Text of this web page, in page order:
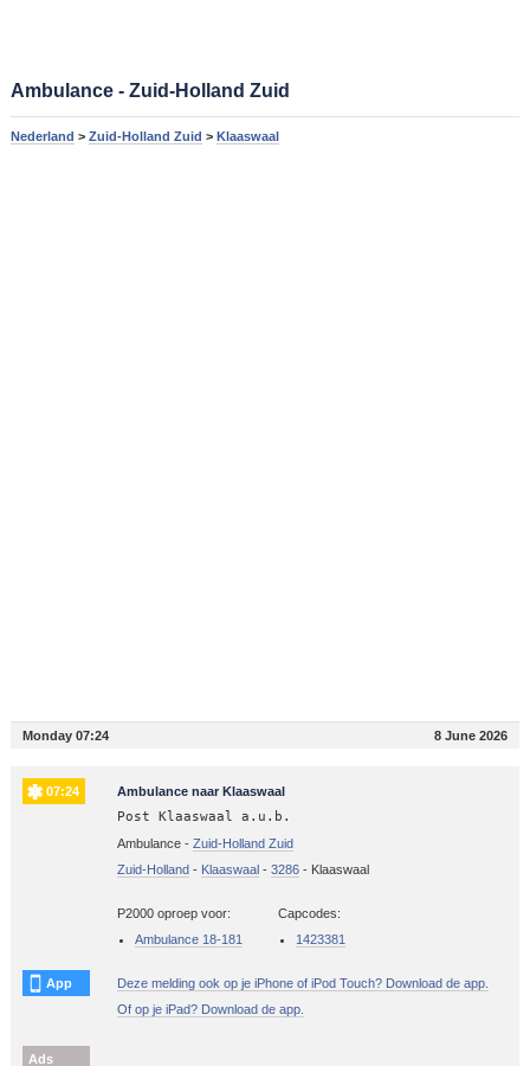
Ambulance - Zuid-Holland Zuid
Nederland > Zuid-Holland Zuid > Klaaswaal
Monday 07:24 8 June 2026
07:24 Ambulance naar Klaaswaal
Post Klaaswaal a.u.b.
Ambulance - Zuid-Holland Zuid
Zuid-Holland - Klaaswaal - 3286- Klaaswaal
P2000 oproep voor:
Ambulance 18-181
Capcodes:
1423381
App
Deze melding ook op je iPhone of iPod Touch? Download de app.
Of op je iPad? Download de app.
Ads